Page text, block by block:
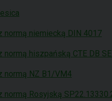
normą niemiecką DIN 4017
normą hiszpańską CTE DB
normą NZ B1/VM4
normą Rosyjską